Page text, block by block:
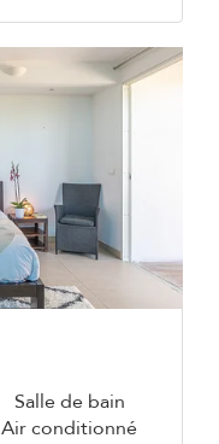
Salle de bain
Air conditionné